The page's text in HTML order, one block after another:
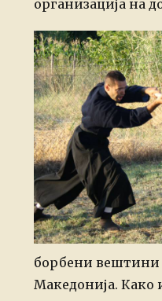
организација на
борбени
Македонија. Како